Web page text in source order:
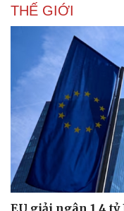
THẾ GIỚI
EU giải ngân 1,4